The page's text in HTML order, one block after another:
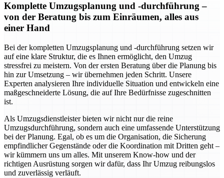
Komplette Umzugsplanung und -durchführung –
von der Beratung bis zum Einräumen, alles aus
einer Hand
Bei der kompletten Umzugsplanung und -durchführung setzen wir
auf eine klare Struktur, die es Ihnen ermöglicht, den Umzug
stressfrei zu meistern. Von der ersten Beratung über die Planung bis
hin zur Umsetzung – wir übernehmen jeden Schritt. Unsere
Experten analysieren Ihre individuelle Situation und entwickeln eine
maßgeschneiderte Lösung, die auf Ihre Bedürfnisse zugeschnitten
ist.
Als Umzugsdienstleister bieten wir nicht nur die reine
Umzugsdurchführung, sondern auch eine umfassende Unterstützung
bei der Planung. Egal, ob es um die Organisation, die Sicherung
empfindlicher Gegenstände oder die Koordination mit Dritten geht –
wir kümmern uns um alles. Mit unserem Know-how und der
richtigen Ausrüstung sorgen wir dafür, dass Ihr Umzug reibungslos
und zuverlässig verläuft.